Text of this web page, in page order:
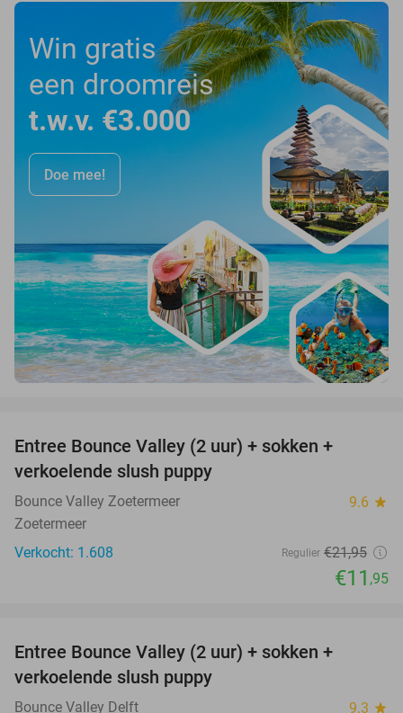
Win gratis
een droomreis
t.w.v. €3.000
Doe mee!
Entree Bounce Valley (2 uur) + sokken +
verkoelende slush puppy
Bounce Valley Zoetermeer 9.6 star
Zoetermeer
Verkocht: 1.608
Regulier €21,95
€11 ,95
Entree Bounce Valley (2 uur) + sokken +
verkoelende slush puppy
Bounce Valley Delft 9.3 star